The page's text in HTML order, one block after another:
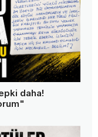
daha!